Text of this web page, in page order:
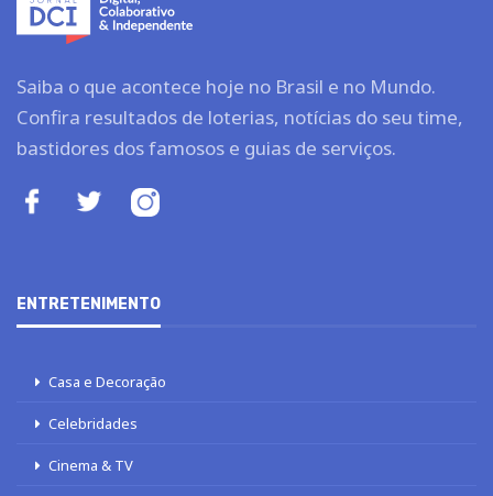
Saiba o que acontece hoje no Brasil e no Mundo.
Confira resultados de loterias, notícias do seu time,
bastidores dos famosos e guias de serviços.
ENTRETENIMENTO
Casa e Decoração
Celebridades
Cinema & TV